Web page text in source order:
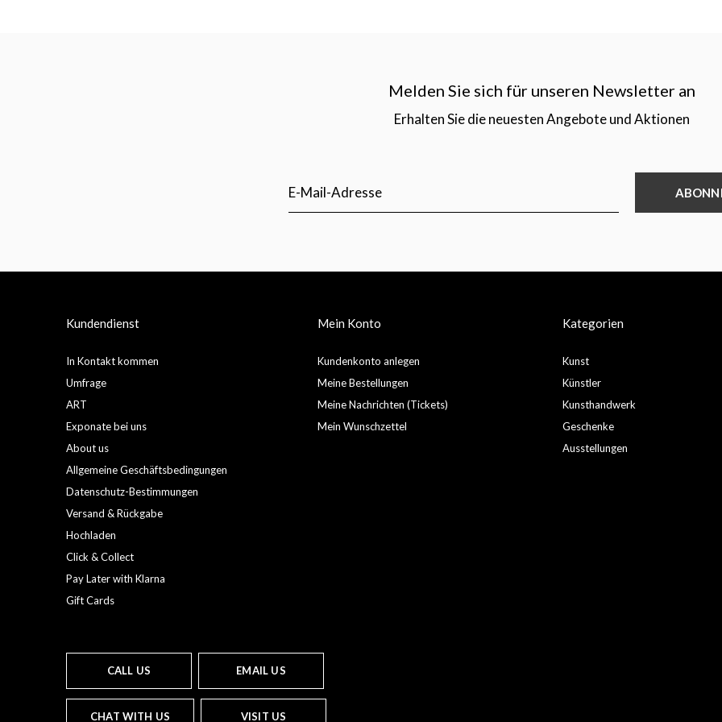
Melden Sie sich für unseren Newsletter an
Erhalten Sie die neuesten Angebote und Aktionen
Kundendienst
In Kontakt kommen
Umfrage
ART
Exponate bei uns
About us
Allgemeine Geschäftsbedingungen
Datenschutz-Bestimmungen
Versand & Rückgabe
Hochladen
Click & Collect
Pay Later with Klarna
Gift Cards
Mein Konto
Kundenkonto anlegen
Meine Bestellungen
Meine Nachrichten (Tickets)
Mein Wunschzettel
Kategorien
Kunst
Künstler
Kunsthandwerk
Geschenke
Ausstellungen
CALL US EMAIL US
CHAT WITH US VISIT US